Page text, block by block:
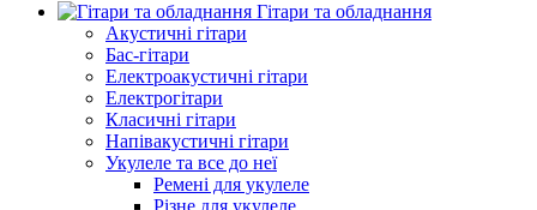
Гітари та обладнання
Акустичні гітари
Бас-гітари
Електроакустичні гітари
Електрогітари
Класичні гітари
Напівакустичні гітари
Укулеле та все до неї
Ремені для укулеле
Різне для укулеле